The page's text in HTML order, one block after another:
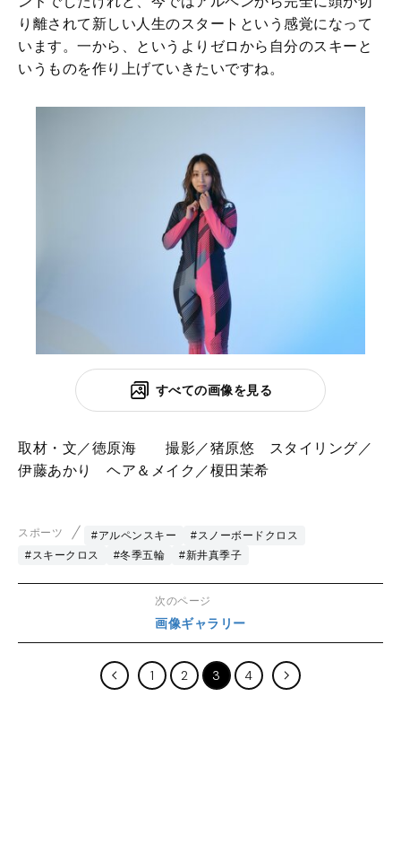
り離されて新しい人生のスタートという感覚になって
います。一から、というよりゼロから自分のスキーと
いうものを作り上げていきたいですね。
すべての画像を見る
取材・文／徳原海 撮影／猪原悠 スタイリング／
伊藤あかり ヘア＆メイク／榎田茉希
スポーツ #アルペンスキー
#スノーボードクロス
#スキークロス
#冬季五輪 #新井真季子
次のページ
画像ギャラリー
1 2 3 4